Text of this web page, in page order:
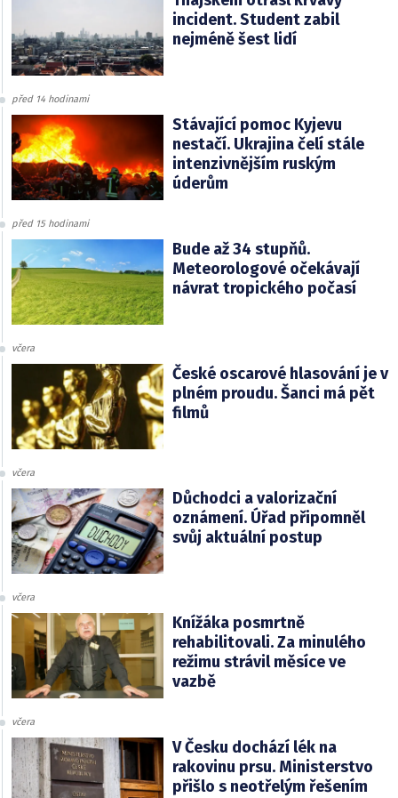
incident. Student zabil
nejméně šest lidí
před 14 hodinami
Stávající pomoc Kyjevu
nestačí. Ukrajina čelí stále
intenzivnějším ruským
úderům
před 15 hodinami
Bude až 34 stupňů.
Meteorologové očekávají
návrat tropického počasí
včera
České oscarové hlasování je v
plném proudu. Šanci má pět
filmů
včera
Důchodci a valorizační
oznámení. Úřad připomněl
svůj aktuální postup
včera
Knížáka posmrtně
rehabilitovali. Za minulého
režimu strávil měsíce ve
vazbě
včera
V Česku dochází lék na
rakovinu prsu. Ministerstvo
přišlo s neotřelým řešením